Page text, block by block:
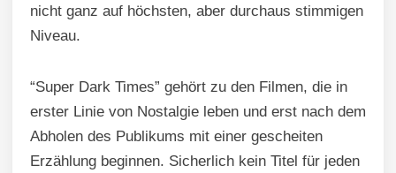
nicht ganz auf höchsten, aber durchaus stimmigen
Niveau.
“Super Dark Times” gehört zu den Filmen, die in
erster Linie von Nostalgie leben und erst nach dem
Abholen des Publikums mit einer gescheiten
Erzählung beginnen. Sicherlich kein Titel für jeden